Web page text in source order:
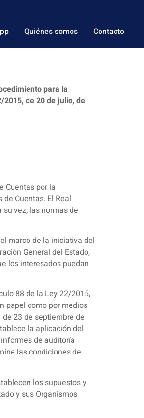
Quiénes somos Contacto
para la
de 20 de julio, de
Cuentas por la
Cuentas. El Real
vez, las normas de
marco de la iniciativa del
General del Estado,
los interesados puedan
88 de la Ley 22/2015,
papel como por medios
23 de septiembre de
la aplicación del
de auditoría
las condiciones de
los supuestos y
y sus Organismos